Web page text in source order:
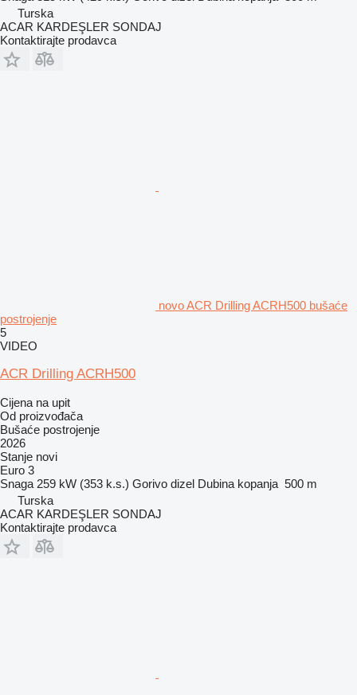
Turska
ACAR KARDEŞLER SONDAJ
Kontaktirajte prodavca
novo ACR Drilling ACRH500 bušaće
postrojenje
5
VIDEO
ACR Drilling ACRH500
Cijena na upit
Od proizvođača
Bušaće postrojenje
2026
Stanje novi
Euro 3
Snaga 259 kW (353 k.s.) Gorivo dizel Dubina kopanja 500 m
Turska
ACAR KARDEŞLER SONDAJ
Kontaktirajte prodavca